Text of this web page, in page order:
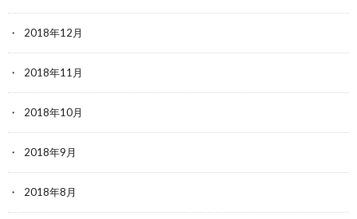
2018年12月
2018年11月
2018年10月
2018年9月
2018年8月